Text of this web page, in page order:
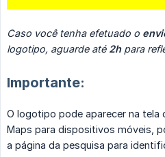
Caso você tenha efetuado o
logotipo, aguarde até 2h para
Importante:
O logotipo pode aparecer na tela
Maps para dispositivos móveis,
a página da pesquisa para